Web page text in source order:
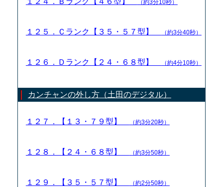
（約3分10秒）
１２５．Ｃランク【３５・５７型】 （約3分40秒）
１２６．Ｄランク【２４・６８型】 （約4分10秒）
カンチャンの外し方（土田のデジタル）
１２７．【１３・７９型】 （約3分20秒）
１２８．【２４・６８型】 （約3分50秒）
１２９．【３５・５７型】 （約2分50秒）